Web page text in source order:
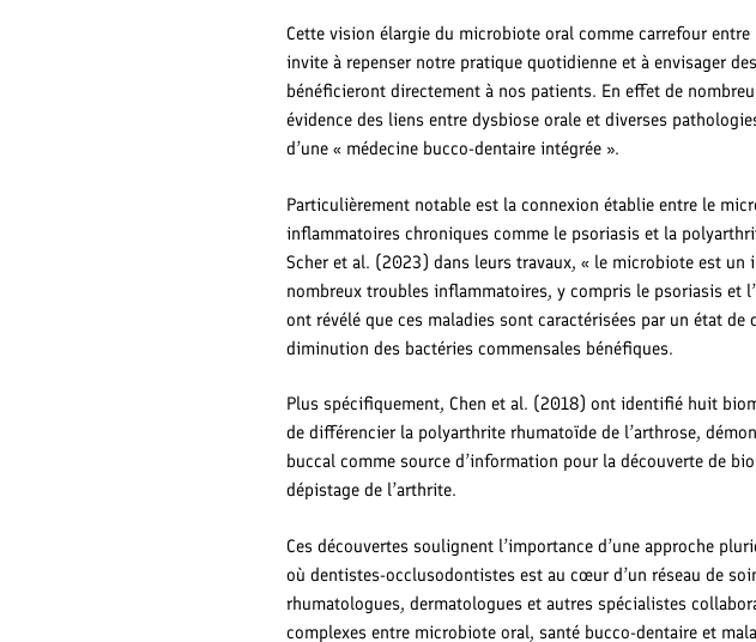
Cette vision élargie du microbiote oral comme carrefour
invite à repenser notre pratique quotidienne et à envisager
bénéficieront directement à nos patients. En effet de
évidence des liens entre dysbiose orale et diverses
d’une « médecine bucco-dentaire intégrée ».
Particulièrement notable est la connexion établie entre le
inflammatoires chroniques comme le psoriasis et la
Scher et al. (2023) dans leurs travaux, « le microbiote est
nombreux troubles inflammatoires, y compris le psoriasis et
ont révélé que ces maladies sont caractérisées par un état
diminution des bactéries commensales bénéfiques.
Plus spécifiquement, Chen et al. (2018) ont identifié huit
de différencier la polyarthrite rhumatoïde de l’arthrose,
buccal comme source d’information pour la découverte de
dépistage de l’arthrite.
Ces découvertes soulignent l’importance d’une approche
où dentistes-occlusodontistes est au cœur d’un réseau de
rhumatologues, dermatologues et autres spécialistes
complexes entre microbiote oral, santé bucco-dentaire et